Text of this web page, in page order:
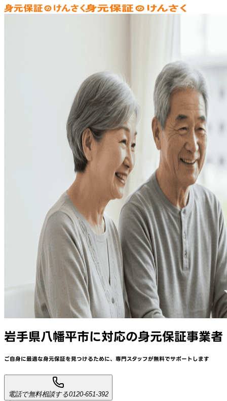
岩手県八幡平市に対応の身元保証事業者
ご自身に最適な身元保証を見つけるために、 専門スタッフが無料でサポートします
電話で無料相談する0120-651-392